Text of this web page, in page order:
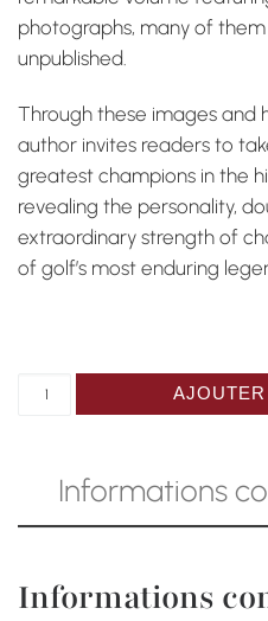
photographs, many of
unpublished.
Through these images and
author invites readers to
greatest champions in the
revealing the personality,
extraordinary strength of
of golf’s most enduring
Informations
Informations